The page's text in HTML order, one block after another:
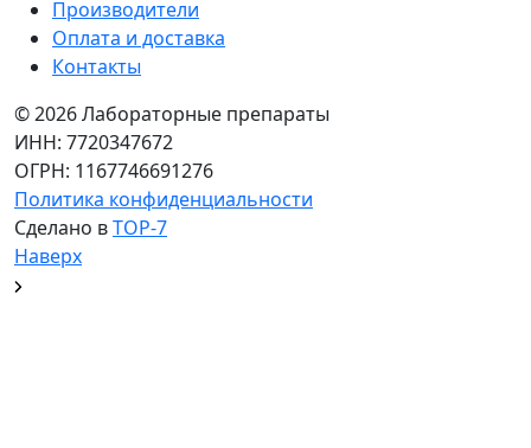
Производители
Оплата и доставка
Контакты
© 2026 Лабораторные препараты
ИНН: 7720347672
ОГРН: 1167746691276
Политика конфиденциальности
Сделано вTOP-7
Наверх